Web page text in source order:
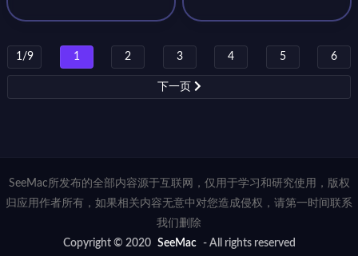
1/9 1 2 3 4 5 6
下一页
SeeMac所发布的全部内容源于互联网，仅用于学习和研究使用，版权
归应用作者所有，如果相关内容无意中对您造成侵权，请第一时间联系
我们删除
Copyright © 2020 SeeMac - All rights reserved